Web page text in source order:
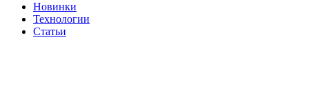
Новинки
Технологии
Статьи